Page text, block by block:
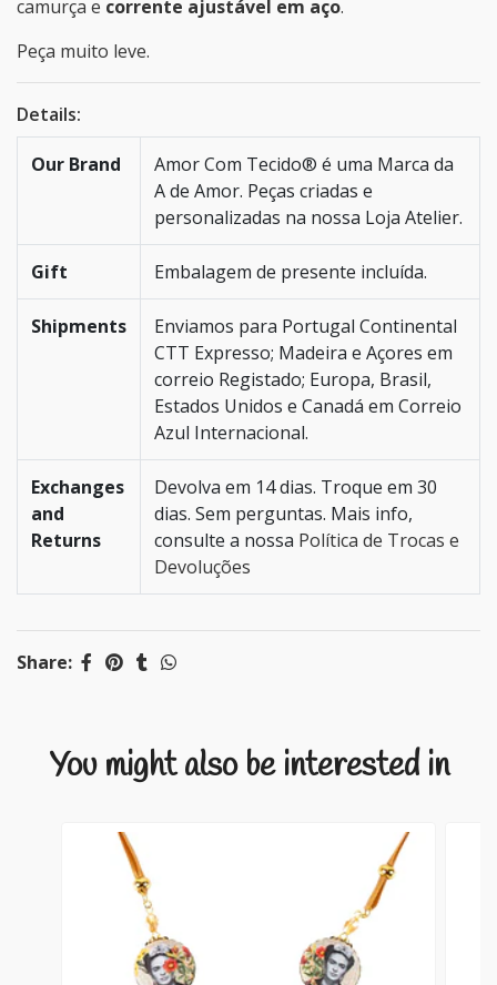
camurça e corrente ajustável em aço.
Peça muito leve.
Details:
Our Brand
Amor Com Tecido® é uma Marca da
A de Amor. Peças criadas e
personalizadas na nossa Loja Atelier.
Gift Embalagem de presente incluída.
Shipments
Enviamos para Portugal Continental
CTT Expresso; Madeira e Açores em
correio Registado; Europa, Brasil,
Estados Unidos e Canadá em Correio
Azul Internacional.
Exchanges
and
Returns
Devolva em 14 dias. Troque em 30
dias. Sem perguntas. Mais info,
consulte a nossa Política de Trocas e
Devoluções
Share:
You might also be interested in